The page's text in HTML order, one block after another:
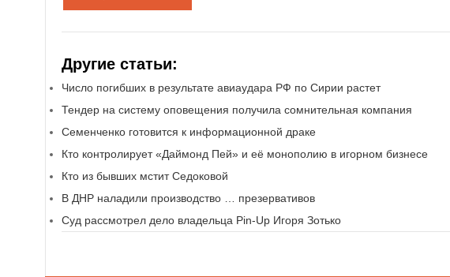
Другие статьи:
Число погибших в результате авиаудара РФ по Сирии растет
Тендер на систему оповещения получила сомнительная компания
Семенченко готовится к информационной драке
Кто контролирует «Даймонд Пей» и её монополию в игорном бизнесе
Кто из бывших мстит Седоковой
В ДНР наладили производство … презервативов
Суд рассмотрел дело владельца Pin-Up Игоря Зотько